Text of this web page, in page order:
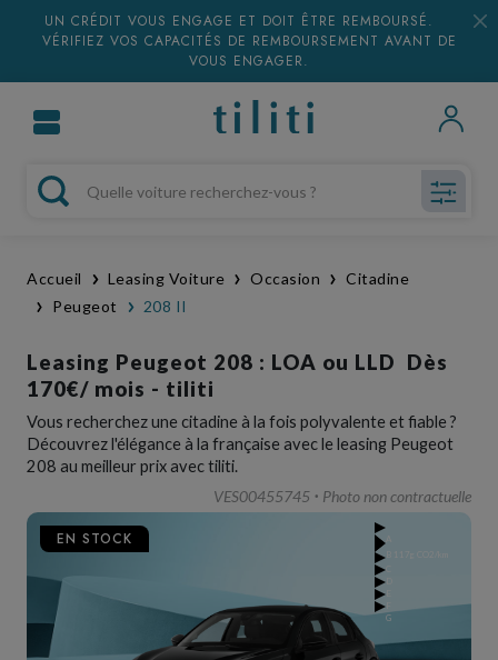
UN CRÉDIT VOUS ENGAGE ET DOIT ÊTRE REMBOURSÉ.
VÉRIFIEZ VOS CAPACITÉS DE REMBOURSEMENT AVANT DE
VOUS ENGAGER.
Accueil Leasing Voiture Occasion
Citadine
Peugeot
208 II
Leasing Peugeot 208 : LOA ou LLD Dès
170€/ mois - tiliti
Vous recherchez une citadine à la fois polyvalente et fiable ?
Découvrez l'élégance à la française avec le leasing Peugeot
208 au meilleur prix avectiliti.
VES00455745
Photo non contractuelle
EN STOCK
G